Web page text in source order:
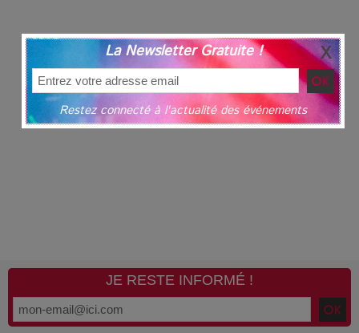
JE RESTE INFORMÉ !
La Newsletter Gratuite !
Restez connecté à l'actualité des événements